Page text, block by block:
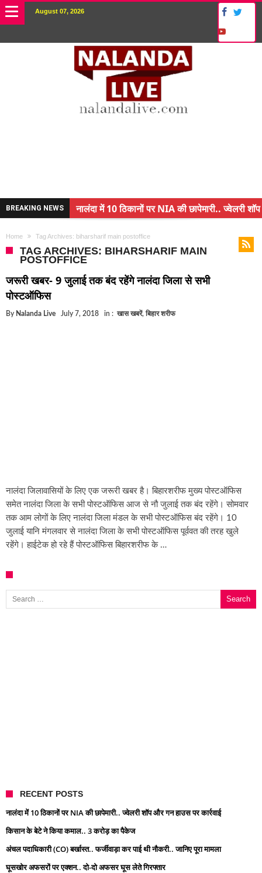
August 07, 2026
BREAKING NEWS
नालंदा में 10 ठिकानों पर NIA की छापेमारी.. ज्वेलरी शॉप
अंचल पदाधिकारी (CO) बर्खास्त.. फर्जीवाड़ा कर पाई थी
बिहार में एक और सिक्स लेन की मंजूरी.. जानिए किन-किन
क्रिकेटर ईशान किशन की शादी फिक्स, गर्लफ्रेंड से होगी
Home Tag Archives: biharsharif main postoffice
TAG ARCHIVES: BIHARSHARIF MAIN
POSTOFFICE
जरूरी खबर- 9 जुलाई तक बंद रहेंगे नालंदा जिला से सभी
पोस्टऑफिस
By Nalanda Live July 7, 2018 in : खास खबरें, बिहार शरीफ
नालंदा जिलावासियों के लिए एक जरूरी खबर है। बिहारशरीफ मुख्य पोस्टऑफिस
समेत नालंदा जिला के सभी पोस्टऑफिस आज से नौ जुलाई तक बंद रहेंगे। सोमवार
तक आम लोगों के लिए नालंदा जिला मंडल के सभी पोस्टऑफिस बंद रहेंगे। 10
जुलाई यानि मंगलवार से नालंदा जिला के सभी पोस्टऑफिस पूर्ववत की तरह खुले
रहेंगे। हाईटेक हो रहे हैं पोस्टऑफिस बिहारशरीफ के …
Search for:
RECENT POSTS
नालंदा में 10 ठिकानों पर NIA की छापेमारी.. ज्वेलरी शॉप और गन हाउस पर कार्रवाई
किसान के बेटे ने किया कमाल.. 3 करोड़ का पैकेज
अंचल पदाधिकारी (CO) बर्खास्त.. फर्जीवाड़ा कर पाई थी नौकरी.. जानिए पूरा मामला
घूसखोर अफसरों पर एक्शन.. दो-दो अफसर घूस लेते गिरफ्तार